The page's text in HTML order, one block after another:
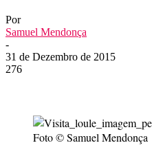
Por
Samuel Mendonça
-
31 de Dezembro de 2015
276
Foto © Samuel Mendonça